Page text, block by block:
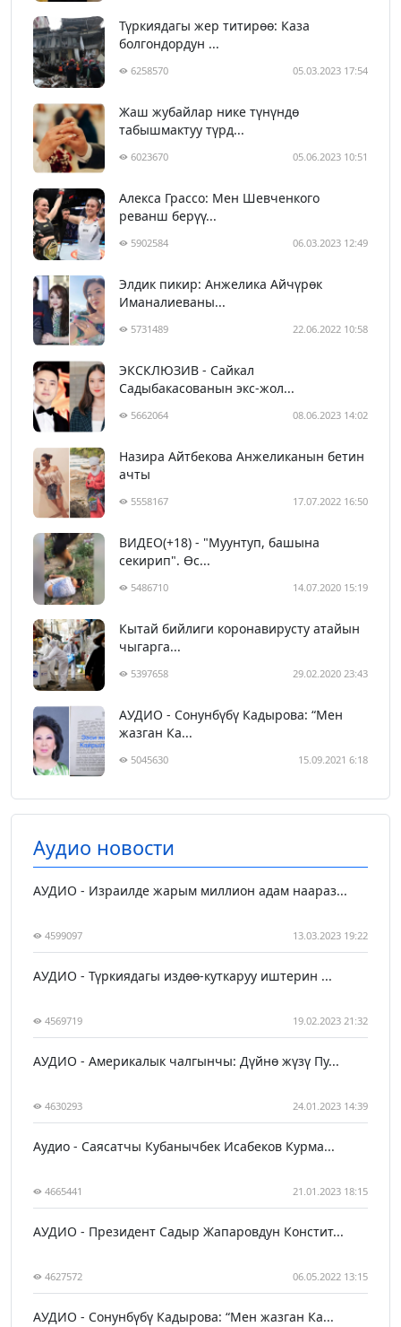
Түркиядагы жер титирөө: Каза
болгондордун ...
6258570 05.03.2023 17:54
Жаш жубайлар нике түнүндө
табышмактуу түрд...
6023670 05.06.2023 10:51
Алекса Грассо: Мен Шевченкого
реванш берүү...
5902584 06.03.2023 12:49
Элдик пикир: Анжелика Айчүрөк
Иманалиеваны...
5731489 22.06.2022 10:58
ЭКСКЛЮЗИВ - Сайкал
Садыбакасованын экс-жол...
5662064 08.06.2023 14:02
Назира Айтбекова Анжеликанын бетин
ачты
5558167 17.07.2022 16:50
ВИДЕО(+18) - "Муунтуп, башына
секирип". Өс...
5486710 14.07.2020 15:19
Кытай бийлиги коронавирусту атайын
чыгарга...
5397658 29.02.2020 23:43
АУДИО - Сонунбүбү Кадырова: “Мен
жазган Ка...
5045630 15.09.2021 6:18
Аудио новости
АУДИО - Израилде жарым миллион адам наараз...
4599097 13.03.2023 19:22
АУДИО - Түркиядагы издөө-куткаруу иштерин ...
4569719 19.02.2023 21:32
АУДИО - Америкалык чалгынчы: Дүйнө жүзү Пу...
4630293 24.01.2023 14:39
Аудио - Саясатчы Кубанычбек Исабеков Курма...
4665441 21.01.2023 18:15
АУДИО - Президент Садыр Жапаровдун Констит...
4627572 06.05.2022 13:15
АУДИО - Сонунбүбү Кадырова: “Мен жазган Ка...